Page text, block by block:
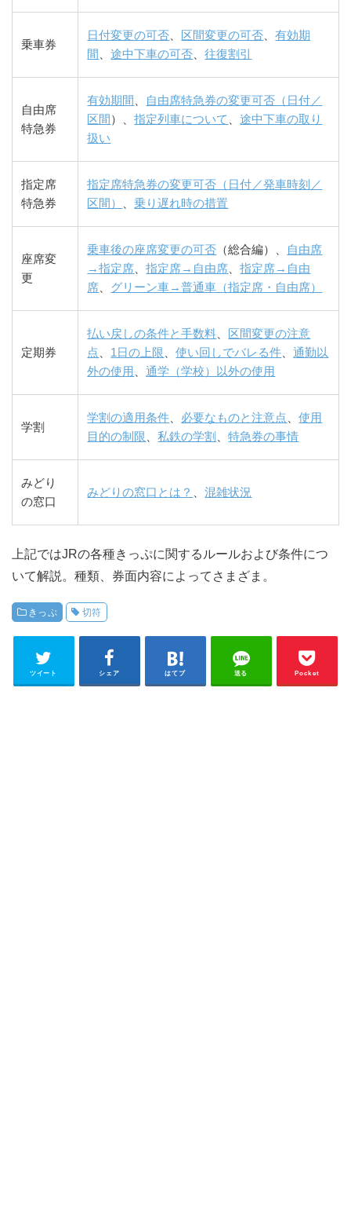
乗車券
日付変更の可否、 区間変更の可否、有効期
間 、途中下車の可否、往復割引
自由席
特急券
有効期間 、 自由席特急券の変更可否（日付／
区間 ）、指定列車について 、途中下車の取り
扱い
指定席
特急券
指定席特急券の変更可否（日付／発車時刻／
区間） 、乗り遅れ時の措置
座席変
更
乗車後の座席変更の可否 （総合編）、 自由席
→指定席、指定席→自由席、指定席→自由
席、 グリーン車→普通車（指定席・自由席）
定期券
払い戻しの条件と手数料、
区間変更の注意
点、 1日の上限、使い回しでバレる件、通勤以
外の使用 、通学（学校）以外の使用
学割
学割の適用条件、 必要なものと注意点、使用
目的の制限、私鉄の学割 、特急券の事情
みどり
の窓口
みどりの窓口とは？ 、混雑状況
上記ではJRの各種きっぷに関するルールおよび条件につ
いて解説。種類、券面内容によってさまざま。
きっぷ 切符
ツイート シェア はてブ 送る Pocket